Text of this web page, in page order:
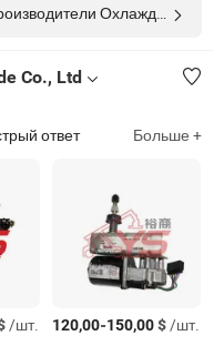
Co., Ltd
ответ Больше +
/шт. 120,00-150,00$/шт.